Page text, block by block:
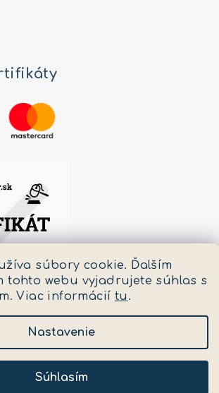
súbory cookie. Ďalším
tohto webu vyjadrujete súhlas s
Viac informácií tu .
Nastavenie
Súhlasím
Pastello. Všetky práva vyhradené.
nastavenie cookies